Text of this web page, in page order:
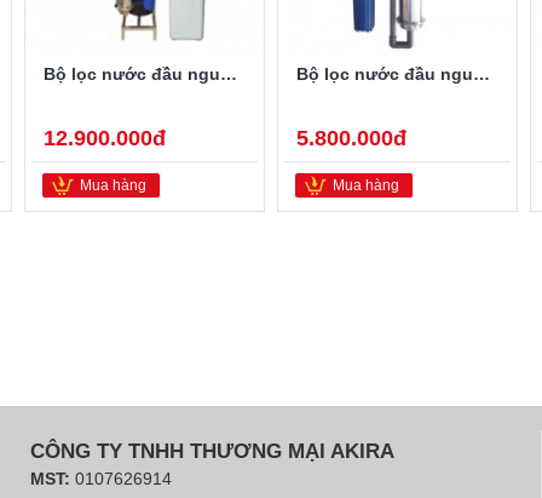
Bộ lọc nước đầu nguồn FAMY LTUF01A-PRO
12.900.000đ
Mua hàng
Bộ lọc nước đầu nguồn FAMY LTUF01
5.800.000đ
Mua hàng
CÔNG TY TNHH THƯƠNG MẠI AKIRA
MST: 0107626914